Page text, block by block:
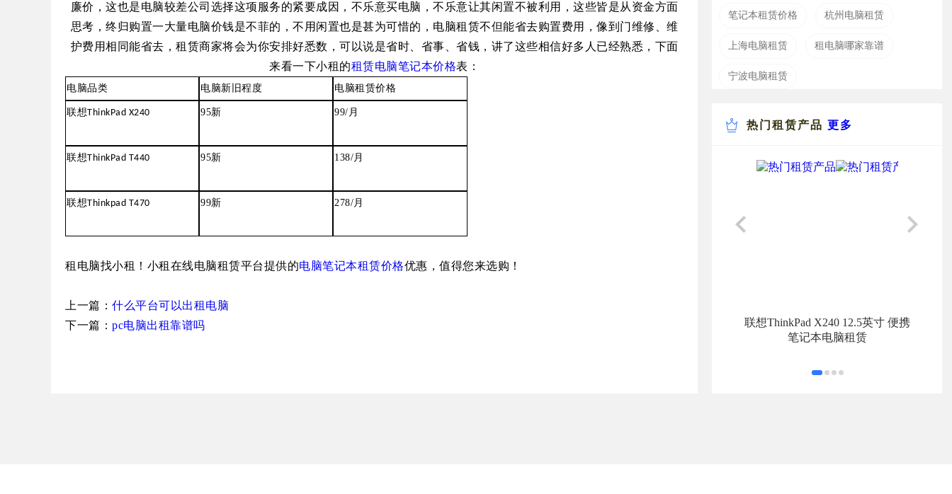
廉价，这也是电脑较差公司选择这项服务的紧要成因，不乐意买电脑，不乐意让其闲置不被利用，这些皆是从资金方面
思考，终归购置一大量电脑价钱是不菲的，不用闲置也是甚为可惜的，电脑租赁不但能省去购置费用，像到门维修、维
护费用相同能省去，租赁商家将会为你安排好悉数，可以说是省时、省事、省钱，讲了这些相信好多人已经熟悉，下面
来看一下小租的租赁电脑笔记本价格表：
电脑品类 电脑新旧程度 电脑租赁价格
联想ThinkPad X240 95新 99/ 月
联想ThinkPad T440 95新 138/月
联想Thinkpad T470 99新 278/月
租电脑找小租！小租在线电脑租赁平台提供的电脑笔记本租赁价格优惠，值得您来选购！
上一篇： 什么平台可以出租电脑
下一篇： pc电脑出租靠谱吗
笔记本租赁价格 杭州电脑租赁
上海电脑租赁 租电脑哪家靠谱
宁波电脑租赁
热门租赁产品 更多
联想ThinkPad X240 12.5英寸 便携
笔记本电脑租赁